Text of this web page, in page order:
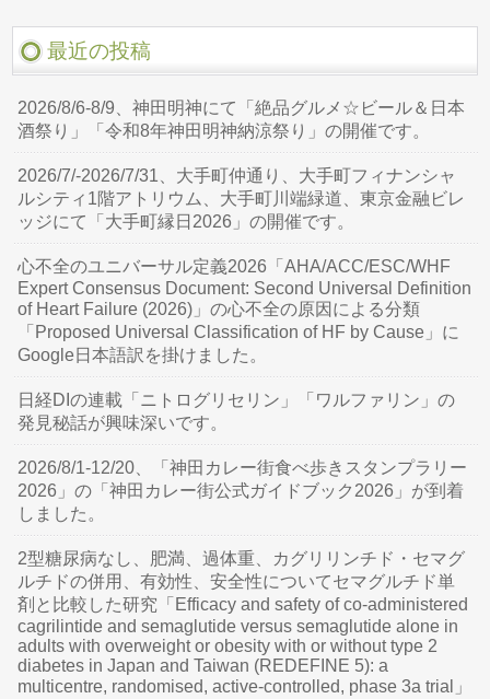
最近の投稿
2026/8/6-8/9、神田明神にて「絶品グルメ☆ビール＆日本
酒祭り」「令和8年神田明神納涼祭り」の開催です。
2026/7/-2026/7/31、大手町仲通り、大手町フィナンシャ
ルシティ1階アトリウム、大手町川端緑道、東京金融ビレ
ッジにて「大手町縁日2026」の開催です。
心不全のユニバーサル定義2026「AHA/ACC/ESC/WHF
Expert Consensus Document: Second Universal Definition
of Heart Failure (2026)」の心不全の原因による分類
「Proposed Universal Classification of HF by Cause」に
Google日本語訳を掛けました。
日経DIの連載「ニトログリセリン」「ワルファリン」の
発見秘話が興味深いです。
2026/8/1-12/20、「神田カレー街食べ歩きスタンプラリー
2026」の「神田カレー街公式ガイドブック2026」が到着
しました。
2型糖尿病なし、肥満、過体重、カグリリンチド・セマグ
ルチドの併用、有効性、安全性についてセマグルチド単
剤と比較した研究「Efficacy and safety of co-administered
cagrilintide and semaglutide versus semaglutide alone in
adults with overweight or obesity with or without type 2
diabetes in Japan and Taiwan (REDEFINE 5): a
multicentre, randomised, active-controlled, phase 3a trial」